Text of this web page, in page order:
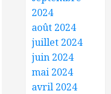
2024
août 2024
juillet 2024
juin 2024
mai 2024
avril 2024